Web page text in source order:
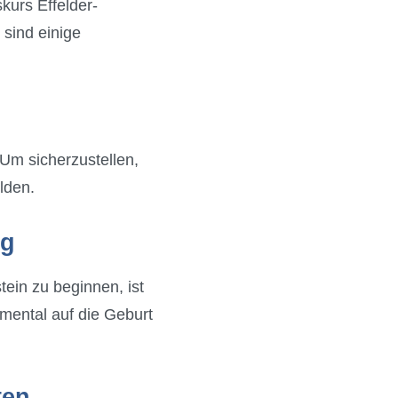
Effelder-
einige
sicherzustellen,
zu beginnen, ist
auf die Geburt